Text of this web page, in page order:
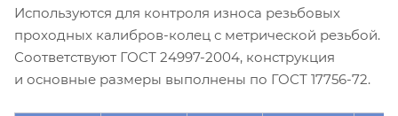
Используются для контроля износа резьбовых
проходных калибров-колец с метрической резьбой.
Соответствуют ГОСТ 24997-2004, конструкция
и основные размеры выполнены по ГОСТ 17756-72.